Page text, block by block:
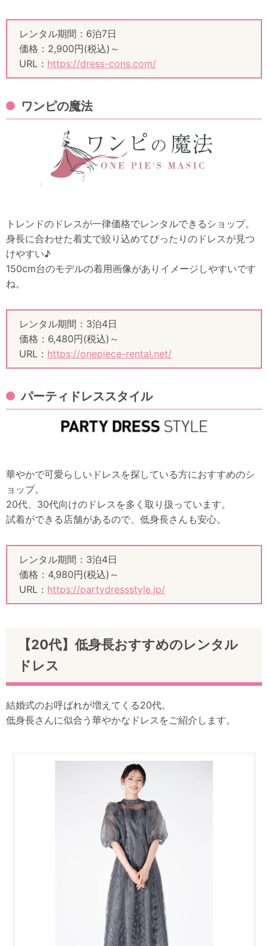
レンタル期間：6泊7日
価格：2,900円(税込)～
URL： https://dress-cons.com/
ワンピの魔法
トレンドのドレスが一律価格でレンタルできるショップ。
身長に合わせた着丈で絞り込めてぴったりのドレスが見つ
けやすい♪
150cm台のモデルの着用画像がありイメージしやすいです
ね。
レンタル期間：3泊4日
価格：6,480円(税込)～
URL： https://onepiece-rental.net/
パーティドレススタイル
華やかで可愛らしいドレスを探している方におすすめのシ
ョップ。
20代、30代向けのドレスを多く取り扱っています。
試着ができる店舗があるので、低身長さんも安心。
レンタル期間：3泊4日
価格：4,980円(税込)～
URL： https://partydressstyle.jp/
【20代】低身長おすすめのレンタル
ドレス
結婚式のお呼ばれが増えてくる20代。
低身長さんに似合う華やかなドレスをご紹介します。